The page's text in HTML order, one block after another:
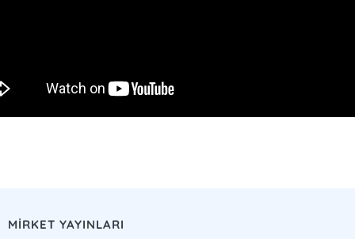
MİRKET YAYINLARI